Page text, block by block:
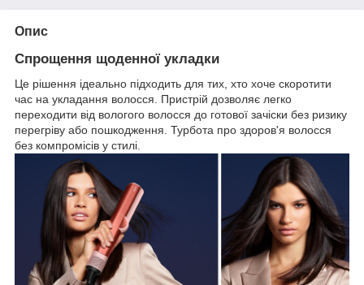
Опис
Спрощення щоденної укладки
Це рішення ідеально підходить для тих, хто хоче скоротити
час на укладання волосся. Пристрій дозволяє легко
переходити від вологого волосся до готової зачіски без ризику
перегріву або пошкодження. Турбота про здоров'я волосся
без компромісів у стилі.